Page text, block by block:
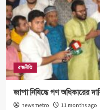
কেন্দ্রীয়
নেতা
উদয়
কুসুম
বড়ুয়াকে
বহিস্কার
রাজনীতি
জাপা নিষিদ্ধে গণ অধিকারের
newsmetro 11 months ago